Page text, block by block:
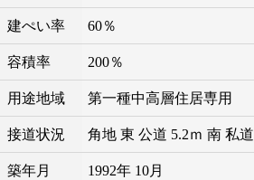
建ぺい率 60％
容積率 200％
用途地域 第一種中高層住居専用
接道状況 角地 東 公道 5.2ｍ 南 私
築年月 1992年 10月